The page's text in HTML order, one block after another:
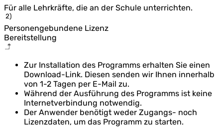
Für alle Lehrkräfte, die an der Schule unterrichten.
2)
Personengebundene Lizenz
Bereitstellung
Zur Installation des Programms erhalten Sie einen
Download-Link. Diesen senden wir Ihnen innerhalb
von 1-2 Tagen per E-Mail zu.
Während der Ausführung des Programms ist keine
Internetverbindung notwendig.
Der Anwender benötigt weder Zugangs- noch
Lizenzdaten, um das Programm zu starten.